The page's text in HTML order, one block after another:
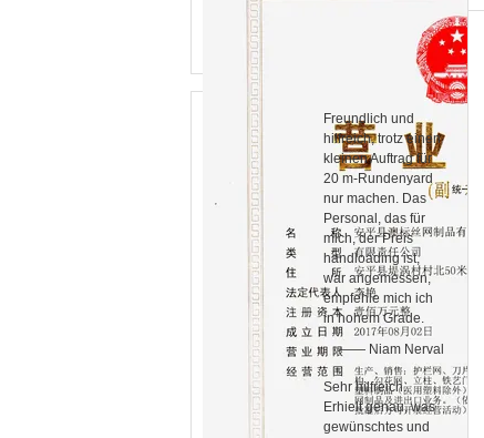
Freundlich und
hilfreich, trotz einen
kleinen Auftrag für
20 m-Rundenyard
nur machen. Das
Personal, das für
mich, der Preis
handloading ist,
war angemessen,
empfehle mich ich
in hohem Grade.
—— Niam Nerval
Sehr hilfreich.
Erhielt genau, was
gewünschtes und